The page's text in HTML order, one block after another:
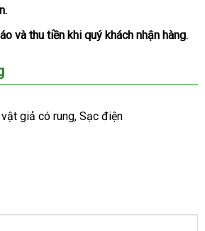
cũ
và thu tiền khi quý khách nhận hàng.
giả có rungđã
, Sạc điện